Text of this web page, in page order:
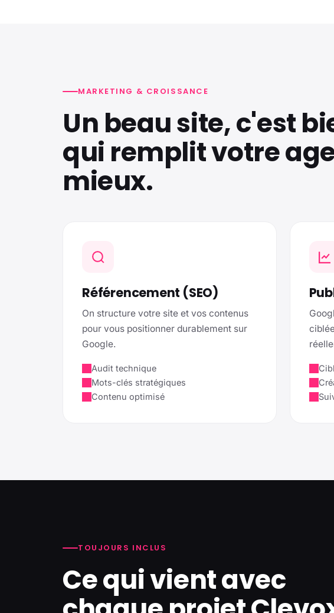
MARKETING & CROISSANCE
Un beau site, c'est
qui remplit votre
mieux.
Référencement (SEO)
On structure votre site et vos contenus
pour vous positionner durablement sur
Google.
Audit technique
Mots-clés stratégiques
Contenu optimisé
TOUJOURS INCLUS
Ce qui vient avec